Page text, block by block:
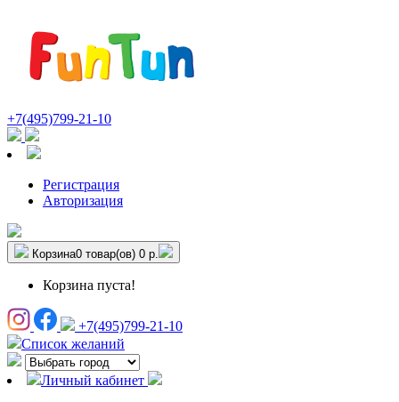
+7(495)799-21-10
Регистрация
Авторизация
Корзина0 товар(ов) 0 р.
Корзина пуста!
+7(495)799-21-10
Список желаний
Личный кабинет